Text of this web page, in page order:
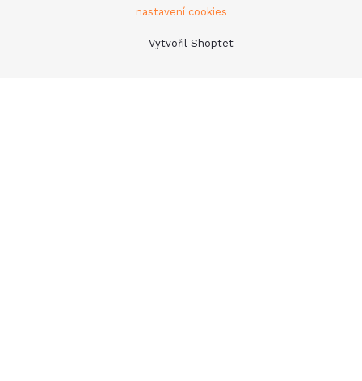
Vytvořil Shoptet
nastavení cookies